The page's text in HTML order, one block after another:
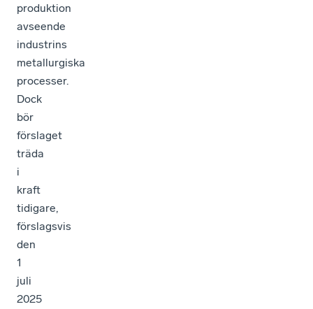
produktion
avseende
industrins
metallurgiska
processer.
Dock
bör
förslaget
träda
i
kraft
tidigare,
förslagsvis
den
1
juli
2025